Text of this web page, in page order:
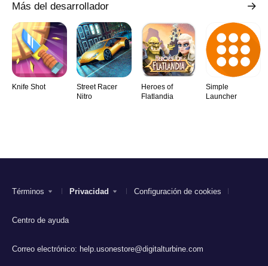
Más del desarrollador
Knife Shot
Street Racer
Nitro
Heroes of
Flatlandia
Simple
Launcher
Términos Privacidad Configuración de cookies
Centro de ayuda
Correo electrónico: help.usonestore@digitalturbine.com